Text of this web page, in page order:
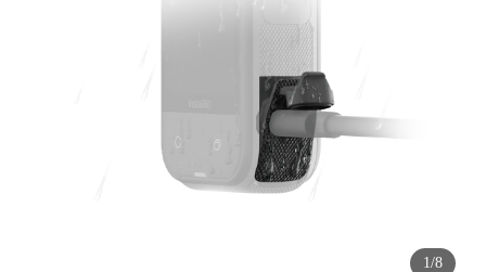
1/8